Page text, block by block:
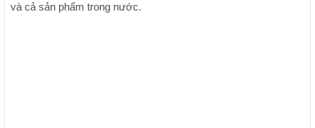
và cả sản phẩm trong nước.